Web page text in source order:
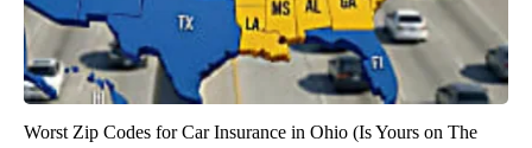
Worst Zip Codes for Car Insurance in Ohio (Is Yours on The